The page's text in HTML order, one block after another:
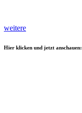
weitere
Hier klicken und jetzt anschauen: